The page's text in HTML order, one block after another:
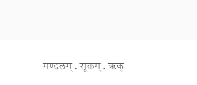
मण्डलम् . सूक्तम् . ऋक्